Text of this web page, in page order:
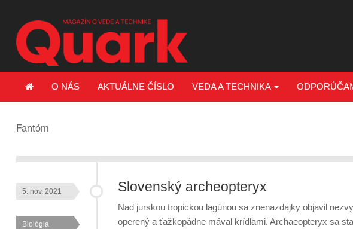
O NÁS AKTUÁLNE ČÍSLO VEDA A TECHNIKA
Fantóm
Slovenský archeopteryx
5. nov. 2021
Biológia
Nad jurskou tropickou lagúnou sa znenazdajky objavil
operený a ťažkopádne mával krídlami. Archaeopteryx sa